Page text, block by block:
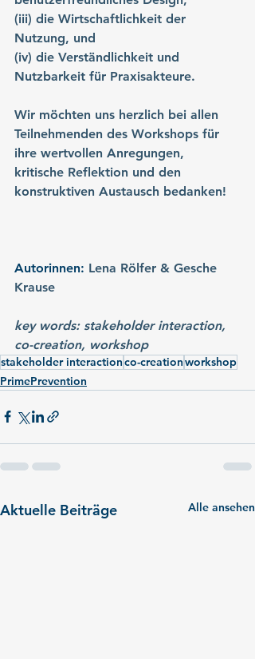
(iii) die Wirtschaftlichkeit der
Nutzung, und
(iv) die Verständlichkeit und
Nutzbarkeit für Praxisakteure.
Wir möchten uns herzlich bei allen
Teilnehmenden des Workshops für
ihre wertvollen Anregungen,
kritische Reflektion und den
konstruktiven Austausch bedanken!
Autorinnen: Lena Rölfer & Gesche
Krause
key words: stakeholder interaction,
co-creation, workshop
stakeholder interactionco-creationworkshop
PrimePrevention
Aktuelle Beiträge Alle ansehen